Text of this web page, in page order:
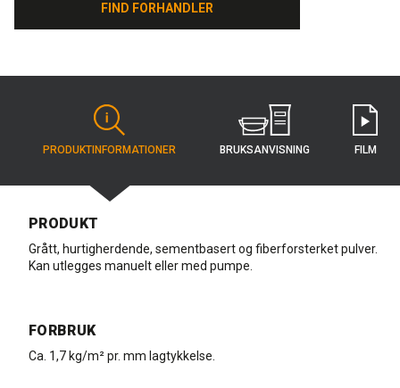
FIND FORHANDLER
FIND FORHANDLER
PRODUKT­INFORMATIONER BRUKS­ANVISNING FILM
PRODUKT
Grått, hurtigherdende, sementbasert og fiberforsterket pulver.
Kan utlegges manuelt eller med pumpe.
FORBRUK
Ca. 1,7 kg/m² pr. mm lagtykkelse.